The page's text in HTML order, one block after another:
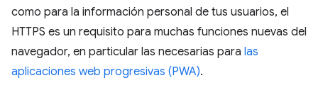
como para la información personal de tus usuarios, el
HTTPS es un requisito para muchas funciones nuevas del
navegador, en particular las necesarias para las
aplicaciones web progresivas (PWA).